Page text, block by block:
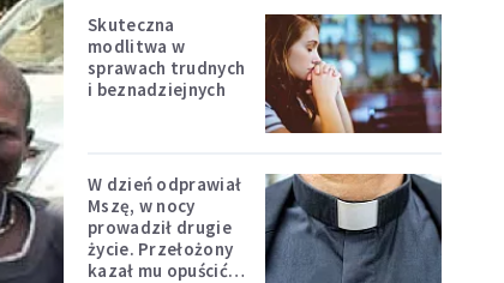
Skuteczna
modlitwa w
sprawach trudnych
i beznadziejnych
W dzień odprawiał
Mszę, w nocy
prowadził drugie
życie. Przełożony
kazał mu opuścić